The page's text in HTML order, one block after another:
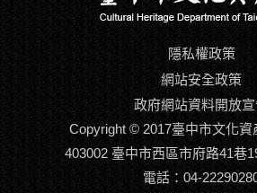
隱私權政策
網站安全政策
政府網站資料開放
Copyright © 2017臺中市文化資
403002 臺中市西區市府路41巷
電話：04-